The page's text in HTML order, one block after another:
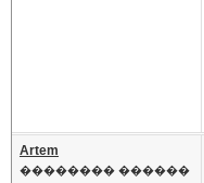
Artem
�������� ������